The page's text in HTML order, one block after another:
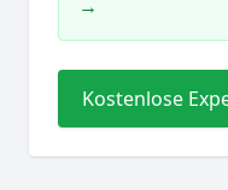
→
Kostenlose